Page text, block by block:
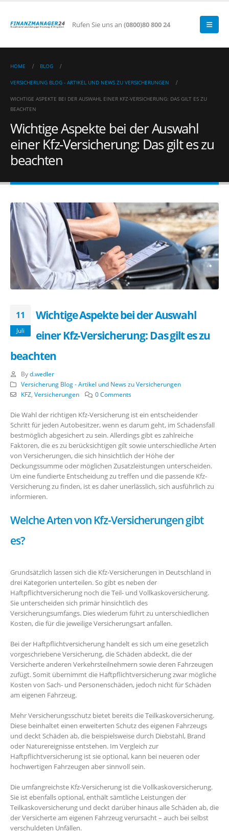
Rufen Sie uns an (0800)80 800 24
HOME BLOG
VERSICHERUNG BLOG - ARTIKEL UND NEWS ZU VERSICHERUNGEN
WICHTIGE ASPEKTE BEI DER AUSWAHL EINER KFZ-VERSICHERUNG: DAS GILT ES ZU
BEACHTEN
Wichtige Aspekte bei der Auswahl
einer Kfz-Versicherung: Das gilt es zu
beachten
11
Juli
Wichtige Aspekte bei der Auswahl
einer Kfz-Versicherung: Das gilt es zu
beachten
By d.wedler
Versicherung Blog - Artikel und News zu Versicherungen
KFZ, Versicherungen 0 Comments
Die Wahl der richtigen Kfz-Versicherung ist ein entscheidender
Schritt für jeden Autobesitzer, wenn es darum geht, im Schadensfall
bestmöglich abgesichert zu sein. Allerdings gibt es zahlreiche
Faktoren, die es zu berücksichtigen gilt sowie unterschiedliche Arten
von Versicherungen, die sich hinsichtlich der Höhe der
Deckungssumme oder möglichen Zusatzleistungen unterscheiden.
Um eine fundierte Entscheidung zu treffen und die passende Kfz-
Versicherung zu finden, ist es daher unerlässlich, sich ausführlich zu
informieren.
Welche Arten von Kfz-Versicherungen gibt
es?
Grundsätzlich lassen sich die Kfz-Versicherungen in Deutschland in
drei Kategorien unterteilen. So gibt es neben der
Haftpflichtversicherung noch die Teil- und Vollkaskoversicherung.
Sie unterscheiden sich primär hinsichtlich des
Versicherungsumfangs. Dies wiederum führt zu unterschiedlichen
Kosten, die für die jeweilige Versicherungsart anfallen.
Bei der Haftpflichtversicherung handelt es sich um eine gesetzlich
vorgeschriebene Versicherung, die Schäden abdeckt, die der
Versicherte anderen Verkehrsteilnehmern sowie deren Fahrzeugen
zufügt. Somit übernimmt die Haftpflichtversicherung zwar mögliche
Kosten von Sach- und Personenschäden, jedoch nicht für Schäden
am eigenen Fahrzeug.
Mehr Versicherungsschutz bietet bereits die Teilkaskoversicherung.
Diese beinhaltet einen erweiterten Schutz des eigenen Fahrzeugs
und deckt Schäden ab, die beispielsweise durch Diebstahl, Brand
oder Naturereignisse entstehen. Im Vergleich zur
Haftpflichtversicherung ist sie optional, kann bei neueren oder
hochwertigen Fahrzeugen aber sinnvoll sein.
Die umfangreichste Kfz-Versicherung ist die Vollkaskoversicherung.
Sie ist ebenfalls optional, enthält sämtliche Leistungen der
Teilkaskoversicherung und deckt darüber hinaus alle Schäden ab, die
der Versicherte am eigenen Fahrzeug verursacht – auch bei selbst
verschuldeten Unfällen.